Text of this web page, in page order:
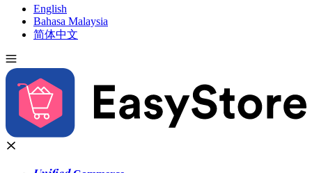
English
Bahasa Malaysia
简体中文